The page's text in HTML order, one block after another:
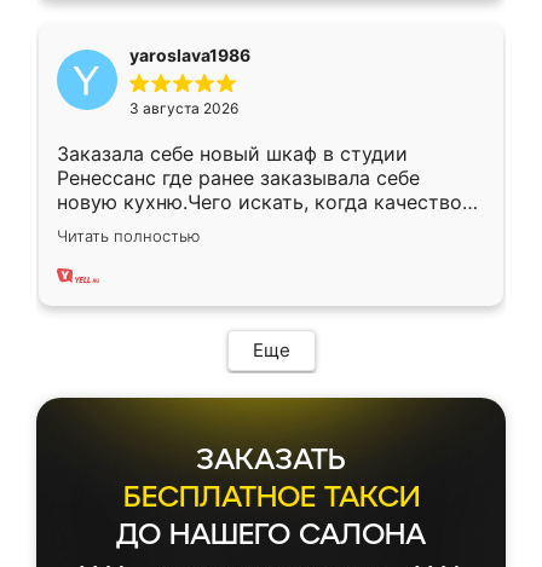
yaroslava1986
3 августа 2026
Заказала себе новый шкаф в студии
Ренессанс где ранее заказывала себе
новую кухню.Чего искать, когда качеством
вполне довольна. Служит кухня уже почти
два года, нареканий нет.
Читать полностью
Еще
ЗАКАЗАТЬ
БЕСПЛАТНОЕ ТАКСИ
ДО НАШЕГО САЛОНА